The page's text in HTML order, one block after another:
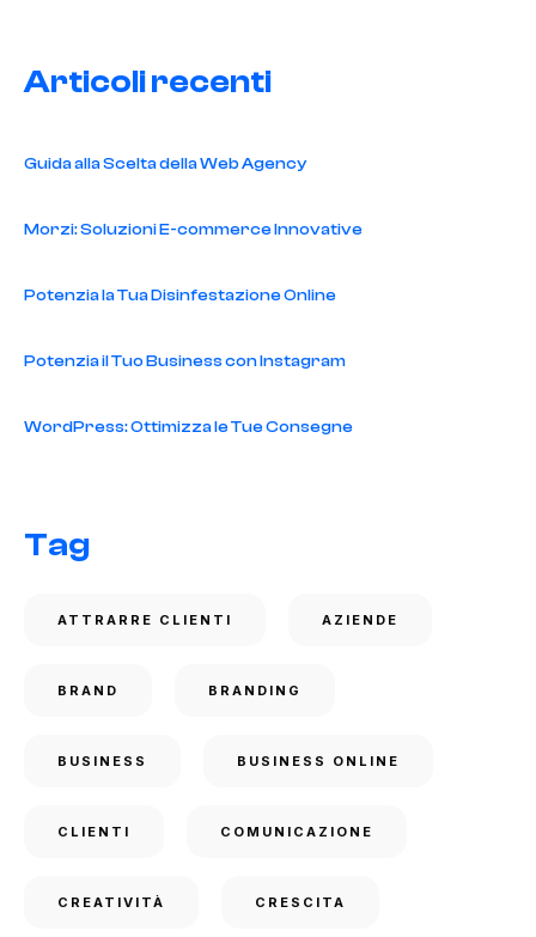
Articoli recenti
Guida alla Scelta della Web Agency
Morzi: Soluzioni E-commerce Innovative
Potenzia la Tua Disinfestazione Online
Potenzia il Tuo Business con Instagram
WordPress: Ottimizza le Tue Consegne
Tag
ATTRARRE CLIENTI AZIENDE
BRAND BRANDING
BUSINESS BUSINESS ONLINE
CLIENTI COMUNICAZIONE
CREATIVITÀ CRESCITA